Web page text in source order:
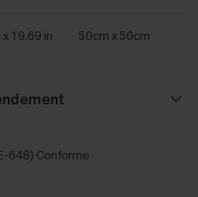
19.69 in 50cm x 50cm
648) Conforme